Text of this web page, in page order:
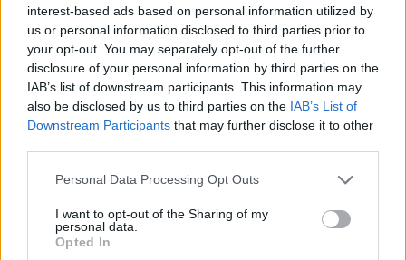
interest-based ads based on personal information utilized by
us or personal information disclosed to third parties prior to
your opt-out. You may separately opt-out of the further
disclosure of your personal information by third parties on the
IAB’s list of downstream participants. This information may
also be disclosed by us to third parties on the IAB’s List of
Downstream Participants that may further disclose it to other
Please note that this website/app uses one or more Google
not limited to your visit or usage behaviour. You may click to
grant or deny consent to Google and its third-party tags to
use your data for below specified purposes in below Google
Personal Data Processing Opt Outs
I want to opt-out of the Sharing of my
personal data.
Opted In